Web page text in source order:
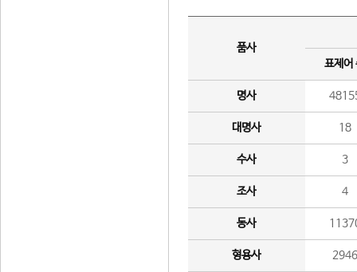
품사
표제어
명사
대명사 18
수사 3
조사 4
동사
형용사 2946